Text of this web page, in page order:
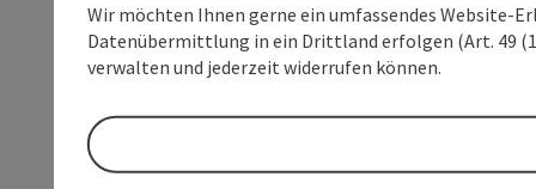
Wir möchten Ihnen gerne ein umfassendes Website-
Datenübermittlung in ein Drittland erfolgen (Art. 49
verwalten und jederzeit widerrufen können.